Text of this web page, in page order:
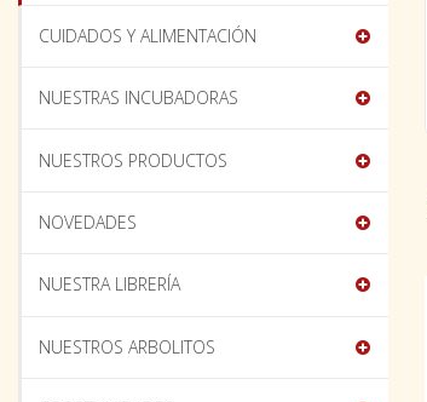
CUIDADOS Y ALIMENTACIÓN
NUESTRAS INCUBADORAS
NUESTROS PRODUCTOS
NOVEDADES
NUESTRA LIBRERÍA
NUESTROS ARBOLITOS